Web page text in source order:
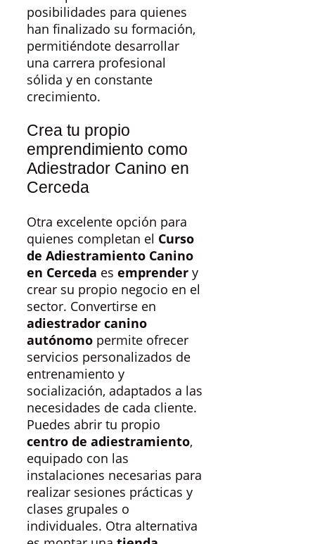
posibilidades para quienes
han finalizado su formación,
permitiéndote desarrollar
una carrera profesional
sólida y en constante
crecimiento.
Crea tu propio
emprendimiento como
Adiestrador Canino en
Cerceda
Otra excelente opción para
quienes completan el Curso
de Adiestramiento Canino
en Cerceda es emprender y
crear su propio negocio en el
sector. Convertirse en
adiestrador canino
autónomo permite ofrecer
servicios personalizados de
entrenamiento y
socialización, adaptados a las
necesidades de cada cliente.
Puedes abrir tu propio
centro de adiestramiento,
equipado con las
instalaciones necesarias para
realizar sesiones prácticas y
clases grupales o
individuales. Otra alternativa